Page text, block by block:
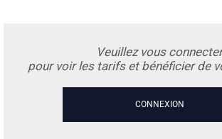
Veuillez vous connecter
pour voir les tarifs et bénéficier de
CONNEXION